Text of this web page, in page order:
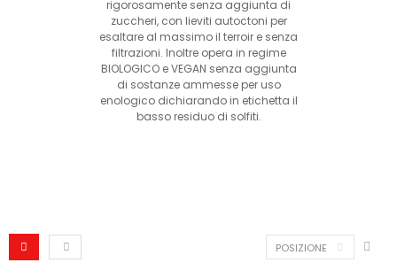
rigorosamente senza aggiunta di
zuccheri, con lieviti autoctoni per
esaltare al massimo il terroir e senza
filtrazioni. Inoltre opera in regime
BIOLOGICO e VEGAN senza aggiunta
di sostanze ammesse per uso
enologico dichiarando in etichetta il
basso residuo di solfiti.
POSIZIONE